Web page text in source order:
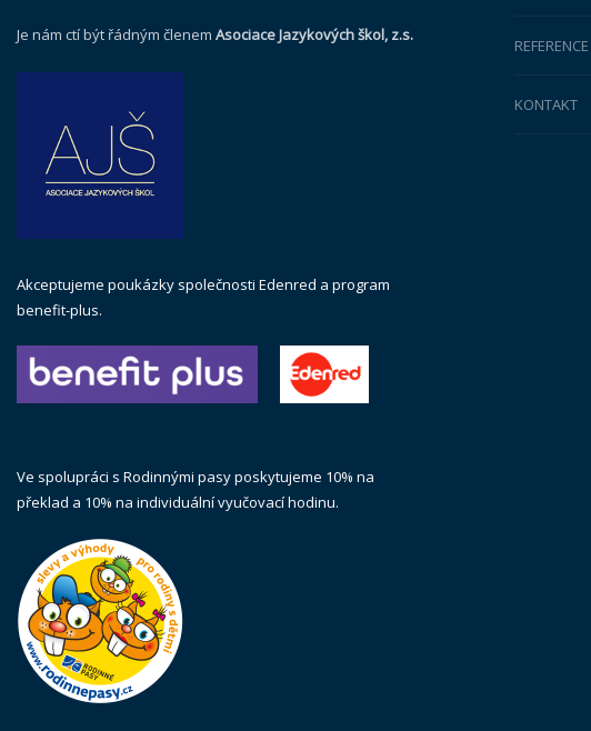
Je nám ctí být řádným členem Asociace Jazykových škol, z.s.
Akceptujeme poukázky společnosti Edenred a program
benefit-plus.
Ve spolupráci s Rodinnými pasy poskytujeme 10% na
překlad a 10% na individuální vyučovací hodinu.
REFERENCE
KONTAKT